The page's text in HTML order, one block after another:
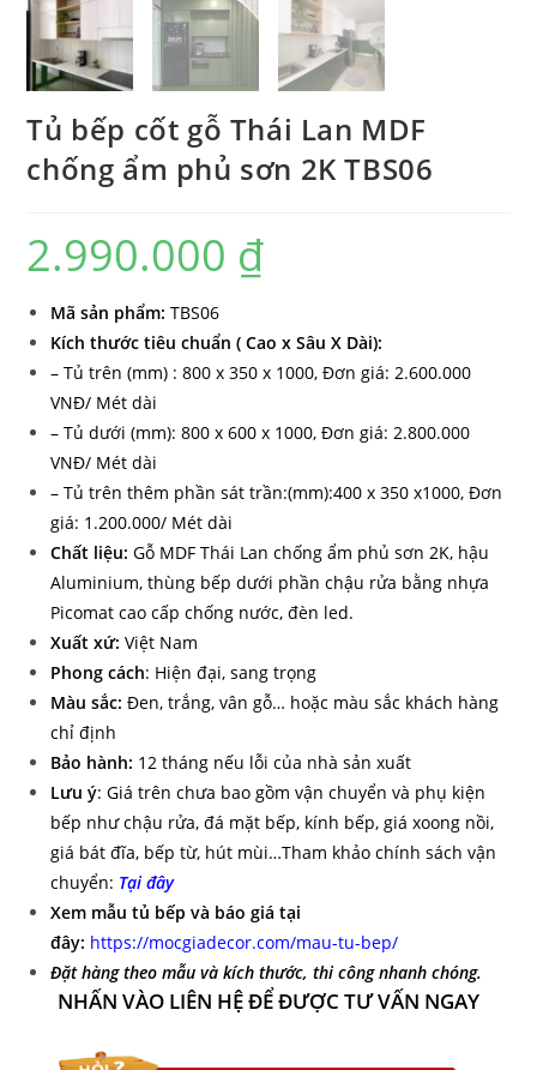
Tủ bếp cốt gỗ Thái Lan MDF
chống ẩm phủ sơn 2K TBS06
2.990.000 ₫
Mã sản phẩm:TBS06
Kích thước tiêu chuẩn ( Cao x Sâu X Dài):
– Tủ trên (mm) : 800 x 350 x 1000, Đơn giá: 2.600.000
VNĐ/ Mét dài
– Tủ dưới (mm): 800 x 600 x 1000, Đơn giá: 2.800.000
VNĐ/ Mét dài
– Tủ trên thêm phần sát trần:(mm):400 x 350 x1000, Đơn
giá: 1.200.000/ Mét dài
Chất liệu: Gỗ MDF Thái Lan chống ẩm phủ sơn 2K, hậu
Aluminium, thùng bếp dưới phần chậu rửa bằng nhựa
Picomat cao cấp chống nước, đèn led.
Xuất xứ: Việt Nam
Phong cách: Hiện đại, sang trọng
Màu sắc:Đen, trắng, vân gỗ… hoặc màu sắc khách hàng
chỉ định
Bảo hành: 12 tháng nếu lỗi của nhà sản xuất
Lưu ý: Giá trên chưa bao gồm vận chuyển và phụ kiện
bếp như chậu rửa, đá mặt bếp, kính bếp, giá xoong nồi,
giá bát đĩa, bếp từ, hút mùi…Tham khảo chính sách vận
chuyển: Tại đây
Xem mẫu tủ bếp và báo giá tại
đây: https://mocgiadecor.com/mau-tu-bep/
Đặt hàng theo mẫu và kích thước, thi công nhanh chóng.
NHẤN VÀO LIÊN HỆ ĐỂ ĐƯỢC TƯ VẤN NGAY